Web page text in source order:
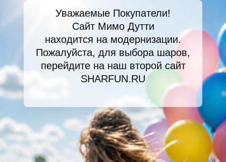
Уважаемые Покупатели!
Сайт Мимо Дутти
находится на модернизации.
Пожалуйста, для выбора шаров,
перейдите на наш второй сайт
SHARFUN.RU